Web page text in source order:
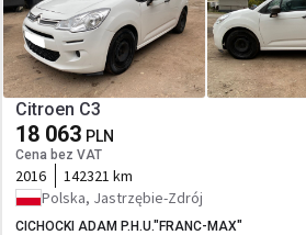
Citroen C3
18 063 PLN
Cena bez VAT
2016
142321 km
Polska, Jastrzębie-Zdrój
CICHOCKI ADAM P.H.U."FRANC-MAX"